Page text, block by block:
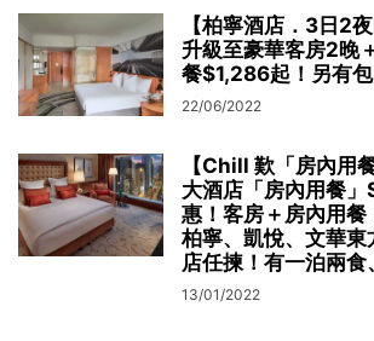
【柏寧酒店．3日2
升級至豪華客房2晚
餐$1,286起！另有
22/06/2022
【Chill 歎「房內用
大酒店「房內用餐
惠！客房＋房內用餐
柏寧、凱悅、文華東
店任揀！有一泊兩食
13/01/2022